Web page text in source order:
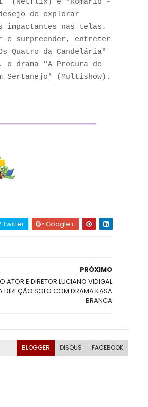
(Netflix) e "Romário -
de explorar
impactantes nas telas.
e surpreender, entreter
Quatro da Candelária"
drama "A Procura de
Sertanejo" (Multishow).
Twitter Google+
PRÓXIMO
ATOR E DIRETOR LUCIANO VIDIGAL
DIREÇÃO SOLO COM DRAMA KASA
BRANCA
BLOGGER DISQUS FACEBOOK